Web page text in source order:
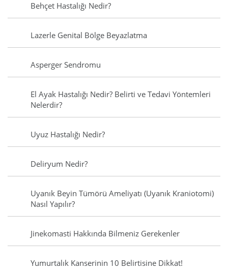
Behçet Hastalığı Nedir?
Lazerle Genital Bölge Beyazlatma
Asperger Sendromu
El Ayak Hastalığı Nedir? Belirti ve Tedavi Yöntemleri
Nelerdir?
Uyuz Hastalığı Nedir?
Deliryum Nedir?
Uyanık Beyin Tümörü Ameliyatı (Uyanık Kraniotomi)
Nasıl Yapılır?
Jinekomasti Hakkında Bilmeniz Gerekenler
Yumurtalık Kanserinin 10 Belirtisine Dikkat!